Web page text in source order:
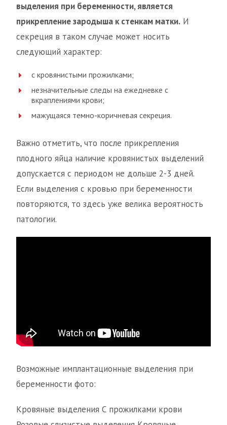
выделения при беременности, является
прикрепление зародыша к стенкам матки. И
секреция в таком случае может носить
следующий характер:
с кровянистыми прожилками;
незначительные следы на ежедневке с
вкраплениями крови;
мажущаяся темно-коричневая секреция.
Важно отметить, что после прикрепления
плодного яйца наличие кровянистых выделений
допускается с периодом не дольше 2-3 дней.
Если выделения с кровью при беременности
повторяются, то здесь уже велика вероятность
патологии.
Возможные имплантационные выделения при
беременности фото:
Кровяные выделения С прожилками крови